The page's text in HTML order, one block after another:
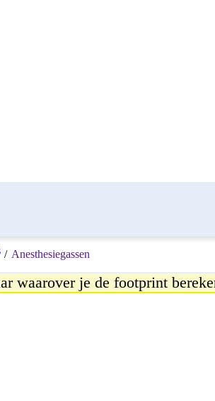
/ Anesthesiegassen
waarover je de footprint